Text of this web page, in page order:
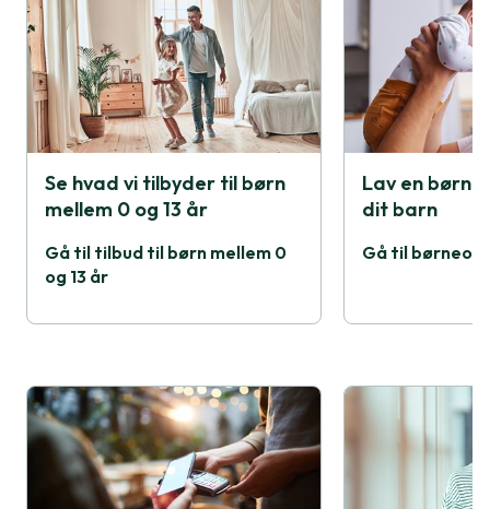
Se hvad vi tilbyder til børn
mellem 0 og 13 år
Gå til tilbud til børn mellem 0
og 13 år
Lav en
dit barn
Gå til